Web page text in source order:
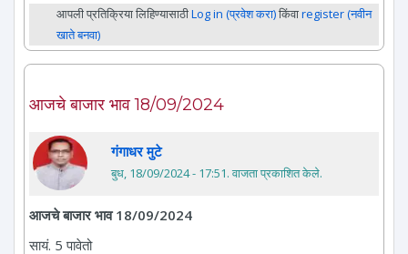
आपली प्रतिक्रिया लिहिण्यासाठीLog in (प्रवेश करा)किंवाregister (नवीन
खाते बनवा)
आजचे बाजार भाव 18/09/2024
गंगाधर मुटे
बुध, 18/09/2024 - 17:51. वाजता प्रकाशित केले.
आजचे बाजार भाव 18/09/2024
सायं. 5 पावेतो